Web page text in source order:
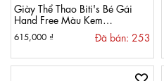
Giày Thể Thao Biti's Bé Gái
Hand Free Màu Kem
615,000 ₫ Đã bán: 253